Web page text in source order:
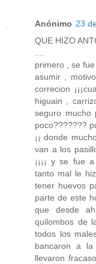
Anónimo 23
QUE HIZO
primero , se
asumir ,
correcion
higuain ,
seguro mucho
poco???????
¡¡ donde
van a los
¡¡¡¡ y se fue
tanto mal le
tener huevos
parte de este
que desde
quilombos de
todos los
bancaron a
llevaron